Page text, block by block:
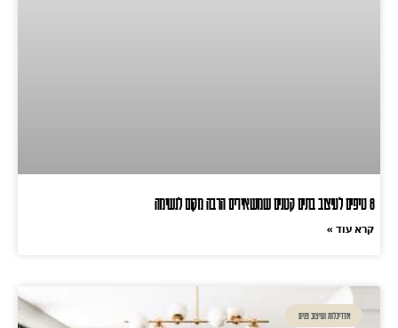
8 טיפים לעיצוב בתים קטנים שמשאירים הרבה מקום לנשימה
קרא עוד »
אדריכלות ועיצוב פנים